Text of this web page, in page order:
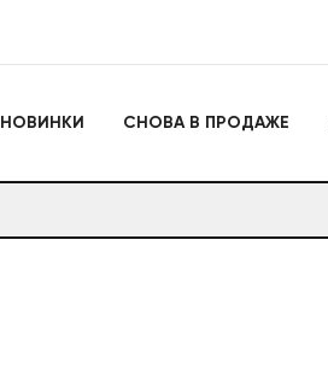
НОВИНКИ СНОВА В ПРОДАЖЕ
Настольные игры
Подарочные наборы
Слайм